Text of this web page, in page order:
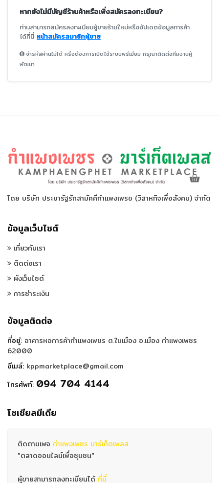
หากยังไม่มีบัญชีร้านค้าหรือเพิ่งสมัครลงทะเบียน?
ท่านสามารถสมัครลงทะเบียนผู้ขายร้านใหม่หรืออัปเดตข้อมูลการค้า
ได้ที่นี่ หน้าสมัครสมาชิกผู้ขาย
จำรหัสผ่านไม่ได้ หรือต้องการเปิดใช้ระบบพรีเมียม กรุณาติดต่อทีมงานผู้
พัฒนา
โดย บริษัท ประชารัฐรักสามัคคีกำแพงเพรช (วิสาหกิจเพื่อสังคม) จำกัด
ข้อมูลเว็บไซต์
เกี่ยวกับเรา
ติดต่อเรา
ผังเว็บไซต์
การชำระเงิน
ข้อมูลติดต่อ
ที่อยู่: อาคารหอการค้ากำแพงเพชร ต.ในเมือง อ.เมือง กำแพงเพชร
62000
อีเมล์: kppmarketplace@gmail.com
โทรศัพท์: 094 704 4144
โซเชียลมีเดีย
ติดตามเพจ กำแพงเพชร มาร์เก็ตเพลส
"ตลาดออนไลน์เพื่อชุมชน"
ผู้ขายสามารถลงทะเบียนได้ ที่นี่